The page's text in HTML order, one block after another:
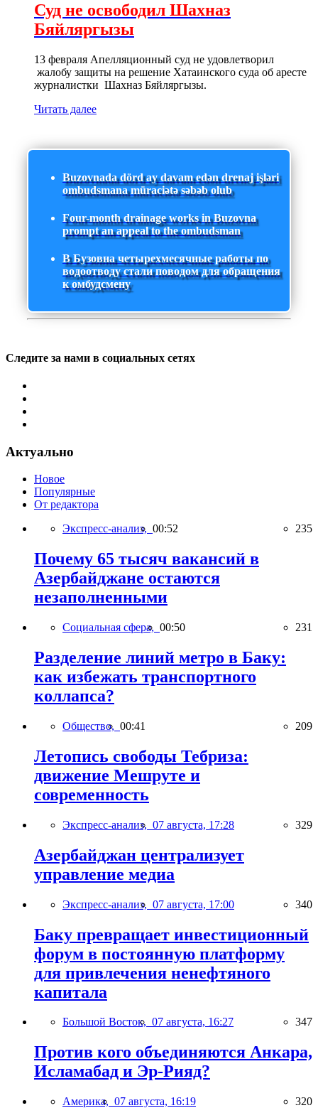
Суд не освободил Шахназ
Бяйляргызы
13 февраля Апелляционный суд не удовлетворил
жалобу защиты на решение Хатаинского суда об аресте
журналистки Шахназ Бяйляргызы.
Читать далее
Buzovnada dörd ay davam edən drenaj işləri
ombudsmana müraciətə səbəb olub
Four-month drainage works in Buzovna
prompt an appeal to the ombudsman
В Бузовна четырехмесячные работы по
водоотводу стали поводом для обращения
к омбудсмену
Следите за нами в социальных сетях
Актуально
Новое
Популярные
От редактора
Экспресс-анализ, 00:52 235
Почему 65 тысяч вакансий в
Азербайджане остаются
незаполненными
Социальная сфера, 00:50 231
Разделение линий метро в Баку:
как избежать транспортного
коллапса?
Общество, 00:41 209
Летопись свободы Тебриза:
движение Мешруте и
современность
Экспресс-анализ, 07 августа, 17:28 329
Азербайджан централизует
управление медиа
Экспресс-анализ, 07 августа, 17:00 340
Баку превращает инвестиционный
форум в постоянную платформу
для привлечения ненефтяного
капитала
Большой Восток, 07 августа, 16:27 347
Против кого объединяются Анкара,
Исламабад и Эр-Рияд?
Америка, 07 августа, 16:19 320